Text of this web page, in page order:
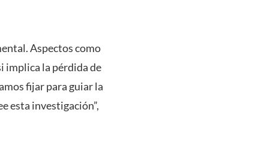
Aspectos como
implica la pérdida de
fijar para guiar la
esta investigación”,